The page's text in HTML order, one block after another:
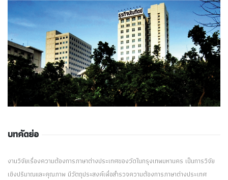
บทคัดย่อ
งานวิจัยเรื่องความต้องการภาษาต่างประเทศของวัดในกรุงเทพมหานคร เป็นการวิจัย
เชิงปริมาณและคุณภาพ มีวัตถุประสงค์เพื่อสำรวจความต้องการภาษาต่างประเทศ